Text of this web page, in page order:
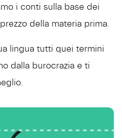
i conti sulla base dei
della materia prima.
lingua tutti quei termini
dalla burocrazia e ti